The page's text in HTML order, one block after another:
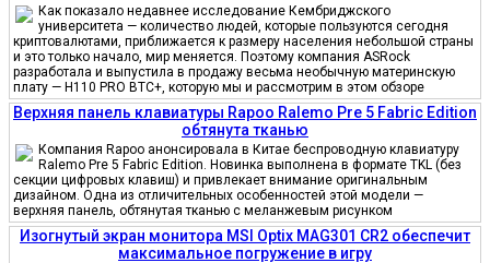
Как показало недавнее исследование Кембриджского
университета — количество людей, которые пользуются сегодня
криптовалютами, приближается к размеру населения небольшой страны
и это только начало, мир меняется. Поэтому компания ASRock
разработала и выпустила в продажу весьма необычную материнскую
плату — H110 PRO BTC+, которую мы и рассмотрим в этом обзоре
Верхняя панель клавиатуры Rapoo Ralemo Pre 5 Fabric Edition
обтянута тканью
Компания Rapoo анонсировала в Китае беспроводную клавиатуру
Ralemo Pre 5 Fabric Edition. Новинка выполнена в формате TKL (без
секции цифровых клавиш) и привлекает внимание оригинальным
дизайном. Одна из отличительных особенностей этой модели —
верхняя панель, обтянутая тканью с меланжевым рисунком
Изогнутый экран монитора MSI Optix MAG301 CR2 обеспечит
максимальное погружение в игру